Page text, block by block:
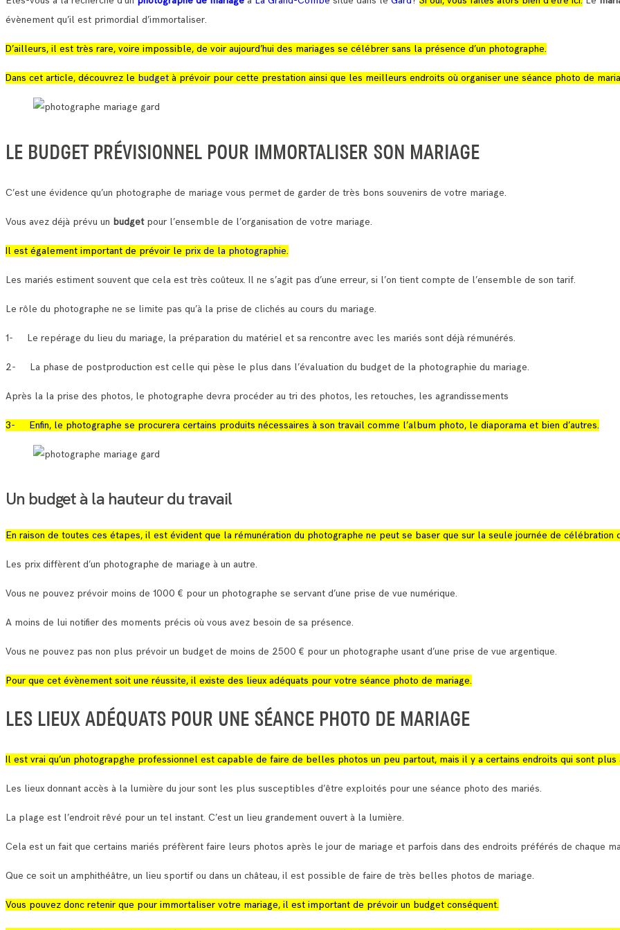
évènement qu’il est primordial d’immortaliser.
D’ailleurs, il est très rare, voire impossible, de voir aujourd’hui des mariages se célébrer sans la présence d’un photographe.
Dans cet article, découvrez le budget à prévoir pour cette prestation ainsi que les meilleurs endroits où organiser une séance photo de
LE BUDGET PRÉVISIONNEL POUR IMMORTALISER SON MARIAGE
C’est une évidence qu’un photographe de mariage vous permet de garder de très bons souvenirs de votre mariage.
Vous avez déjà prévu un budget pour l’ensemble de l’organisation de votre mariage.
Il est également important de prévoir le prix de la photographie.
Les mariés estiment souvent que cela est très coûteux. Il ne s’agit pas d’une erreur, si l’on tient compte de l’ensemble de son tarif.
Le rôle du photographe ne se limite pas qu’à la prise de clichés au cours du mariage.
1- Le repérage du lieu du mariage, la préparation du matériel et sa rencontre avec les mariés sont déjà rémunérés.
2- La phase de postproduction est celle qui pèse le plus dans l’évaluation du budget de la photographie du mariage.
Après la la prise des photos, le photographe devra procéder au tri des photos, les retouches, les agrandissements
3- Enfin, le photographe se procurera certains produits nécessaires à son travail comme l’album photo, le diaporama et bien d’autres.
Un budget à la hauteur du travail
En raison de toutes ces étapes, il est évident que la rémunération du photographe ne peut se baser que sur la seule journée de célébration
Les prix diffèrent d’un photographe de mariage à un autre.
Vous ne pouvez prévoir moins de 1000 € pour un photographe se servant d’une prise de vue numérique.
A moins de lui notifier des moments précis où vous avez besoin de sa présence.
Vous ne pouvez pas non plus prévoir un budget de moins de 2500 € pour un photographe usant d’une prise de vue argentique.
Pour que cet évènement soit une réussite, il existe des lieux adéquats pour votre séance photo de mariage.
LES LIEUX ADÉQUATS POUR UNE SÉANCE PHOTO DE MARIAGE
Il est vrai qu’un photograpghe professionnel est capable de faire de belles photos un peu partout, mais il y a certains endroits qui sont plus
Les lieux donnant accès à la lumière du jour sont les plus susceptibles d’être exploités pour une séance photo des mariés.
La plage est l’endroit rêvé pour un tel instant. C’est un lieu grandement ouvert à la lumière.
Cela est un fait que certains mariés préfèrent faire leurs photos après le jour de mariage et parfois dans des endroits préférés de chaque
Que ce soit un amphithéâtre, un lieu sportif ou dans un château, il est possible de faire de très belles photos de mariage.
Vous pouvez donc retenir que pour immortaliser votre mariage, il est important de prévoir un budget conséquent.